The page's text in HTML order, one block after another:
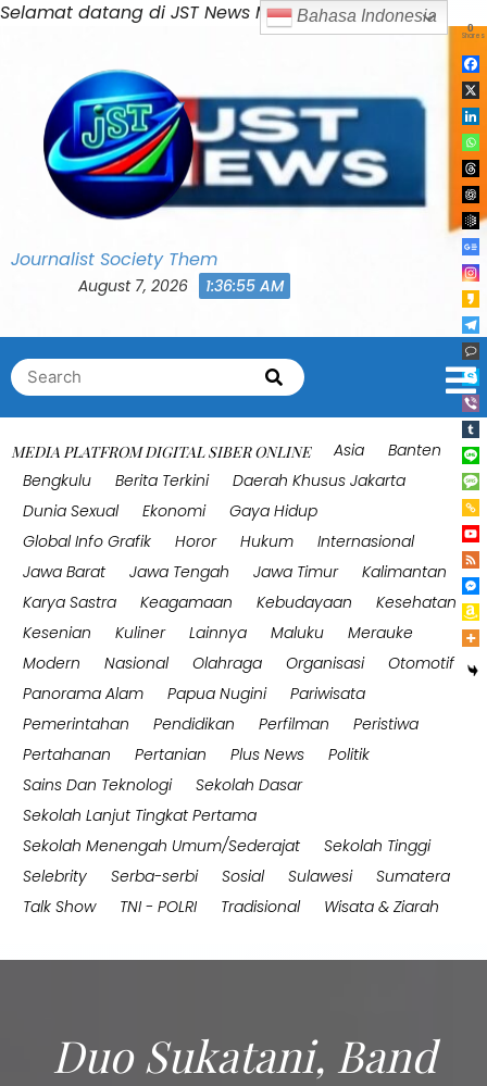
Selamat datang di JST News MediaSkip
to
Journalist Society Them
August 7, 2026 1:36:58 AM
Search
for:
Search
MEDIA PLATFROM DIGITAL SIBER ONLINE Asia
Banten
Bengkulu
Berita Terkini
Daerah Khusus Jakarta
Dunia Sexual
Ekonomi
Gaya Hidup
Global Info Grafik
Horor Hukum
Internasional
Jawa Barat
Jawa Tengah Jawa Timur
Kalimantan
Karya Sastra
Keagamaan Kebudayaan
Kesehatan
Kesenian
Kuliner Lainnya Maluku
Merauke
Modern
Nasional Olahraga Organisasi
Otomotif
Panorama Alam
Papua Nugini
Pariwisata
Pemerintahan
Pendidikan Perfilman
Peristiwa
Pertahanan
Pertanian Plus News
Politik
Sains Dan Teknologi
Sekolah Dasar
Sekolah Lanjut Tingkat Pertama
Sekolah Menengah Umum/Sederajat
Sekolah Tinggi
Selebrity
Serba-serbi Sosial Sulawesi
Sumatera
Talk Show
TNI - POLRI Tradisional Wisata & Ziarah
Duo Sukatani, Band
0
Shares
Bahasa Indonesia